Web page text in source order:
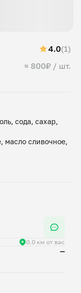
≈ 800₽ / шт.
4.0(1)
сода, сахар,
масло сливочное,
узнаваемых и
сливочного
символизирует
с морскими
0.0 км от вас
—